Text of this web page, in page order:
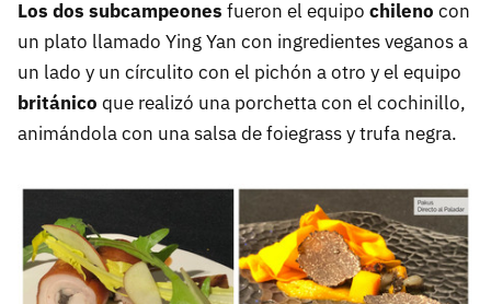
Los dos subcampeones fueron el equipo chileno con
un plato llamado Ying Yan con ingredientes veganos a
un lado y un círculito con el pichón a otro y el equipo
británico que realizó una porchetta con el cochinillo,
animándola con una salsa de foiegrass y trufa negra.